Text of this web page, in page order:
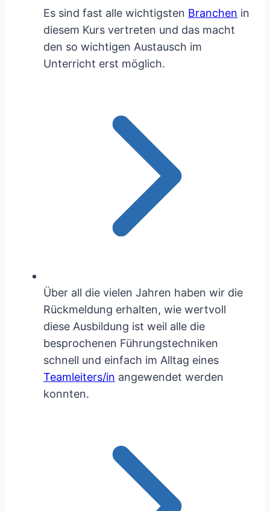
Es sind fast alle wichtigsten Branchen in
diesem Kurs vertreten und das macht
den so wichtigen Austausch im
Unterricht erst möglich.
Über all die vielen Jahren haben wir die
Rückmeldung erhalten, wie wertvoll
diese Ausbildung ist weil alle die
besprochenen Führungstechniken
schnell und einfach im Alltag eines
Teamleiters/in angewendet werden
konnten.